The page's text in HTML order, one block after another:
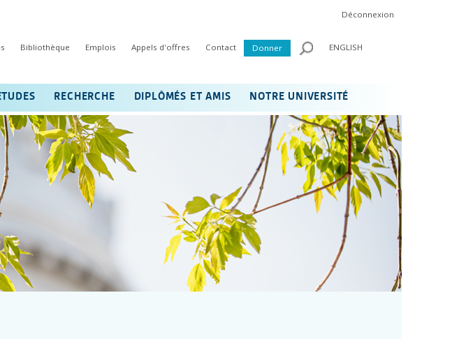
Déconnexion
Bibliothèque Emplois Appels d'offres Contact Donner ENGLISH
RECHERCHE DIPLÔMÉS ET AMIS NOTRE UNIVERSITÉ